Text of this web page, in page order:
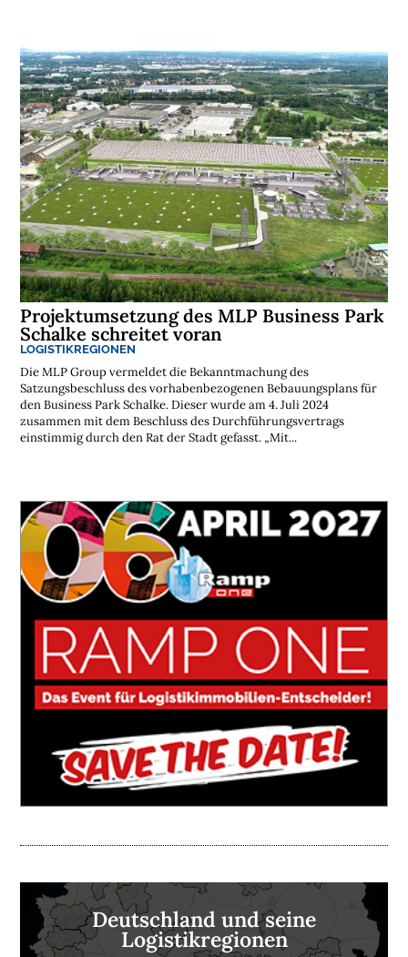
Projektumsetzung des MLP Business Park
Schalke schreitet voran
LOGISTIKREGIONEN
Die MLP Group vermeldet die Bekanntmachung des
Satzungsbeschluss des vorhabenbezogenen Bebauungsplans für
den Business Park Schalke. Dieser wurde am 4. Juli 2024
zusammen mit dem Beschluss des Durchführungsvertrags
einstimmig durch den Rat der Stadt gefasst. „Mit...
Deutschland und seine
Logistikregionen